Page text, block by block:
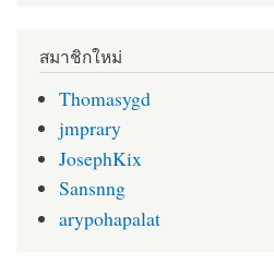
สมาชิกใหม่
Thomasygd
jmprary
JosephKix
Sansnng
arypohapalat